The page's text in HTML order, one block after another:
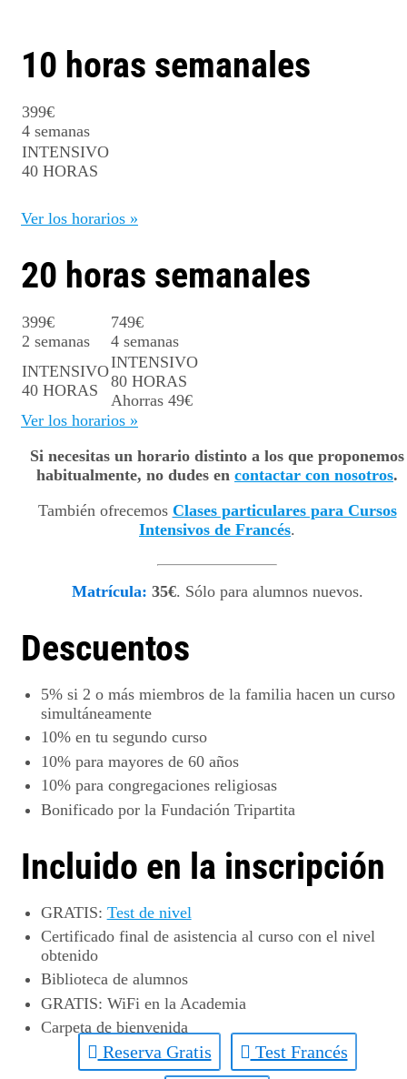
10 horas semanales
399€
4 semanas
INTENSIVO
40 HORAS
Ver los horarios »
20 horas semanales
399€
2 semanas
749€
4 semanas
INTENSIVO
40 HORAS
INTENSIVO
80 HORAS
Ahorras 49€
Ver los horarios »
Si necesitas un horario distinto a los que proponemos
habitualmente, no dudes en contactar con nosotros.
También ofrecemos Clases particulares para Cursos
Intensivos de Francés.
Matrícula: 35€. Sólo para alumnos nuevos.
Descuentos
5%si 2 o más miembros de la familia hacen un curso
simultáneamente
10%en tu segundo curso
10%para mayores de 60 años
10%para congregaciones religiosas
Bonificado por la Fundación Tripartita
Incluido en la inscripción
GRATIS: Test de nivel
Certificado final de asistencia al curso con el nivel
obtenido
Biblioteca de alumnos
GRATIS: WiFi en la Academia
Carpeta de bienvenida
Reserva Gratis Test Francés